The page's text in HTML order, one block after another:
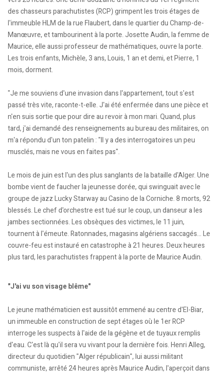
des chasseurs parachutistes (RCP) grimpent les trois étages de
l'immeuble HLM de la rue Flaubert, dans le quartier du Champ-de-
Manœuvre, et tambourinent à la porte. Josette Audin, la femme de
Maurice, elle aussi professeur de mathématiques, ouvre la porte.
Les trois enfants, Michèle, 3 ans, Louis, 1 an et demi, et Pierre, 1
mois, dorment.
"Je me souviens d'une invasion dans l'appartement, tout s'est
passé très vite, raconte-t-elle. J'ai été enfermée dans une pièce et
n'en suis sortie que pour dire au revoir à mon mari. Quand, plus
tard, j'ai demandé des renseignements au bureau des militaires, on
m'a répondu d'un ton patelin : "Il y a des interrogatoires un peu
musclés, mais ne vous en faites pas".
Le mois de juin est l'un des plus sanglants de la bataille d'Alger. Une
bombe vient de faucher la jeunesse dorée, qui swinguait avec le
groupe de jazz Lucky Starway au Casino de la Corniche. 8 morts, 92
blessés. Le chef d'orchestre est tué sur le coup, un danseur a les
jambes sectionnées. Les obsèques des victimes, le 11 juin,
tournent à l'émeute. Ratonnades, magasins algériens saccagés... Le
couvre-feu est instauré en catastrophe à 21 heures. Deux heures
plus tard, les parachutistes frappent à la porte de Maurice Audin.
"J'ai vu son visage blême"
Le jeune mathématicien est aussitôt emmené au centre d'El-Biar,
un immeuble en construction de sept étages où le 1er RCP
interroge les suspects à l'aide de la gégène et de tuyaux remplis
d'eau. C'est là qu'il sera vu vivant pour la dernière fois. Henri Alleg,
directeur du quotidien "Alger républicain", lui aussi militant
communiste, arrêté 24 heures après Maurice Audin, l'aperçoit dans